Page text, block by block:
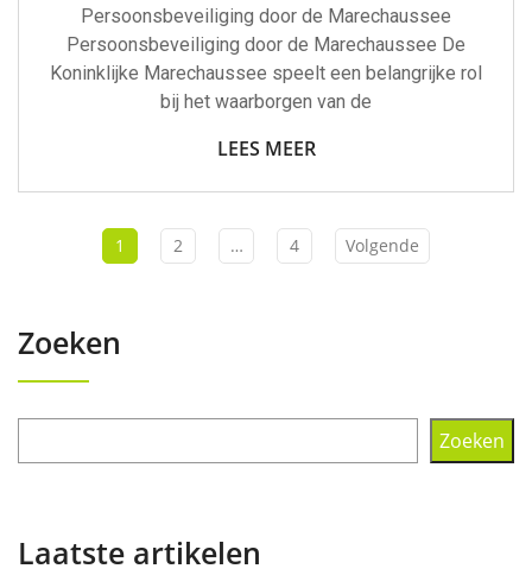
Persoonsbeveiliging door de Marechaussee
Persoonsbeveiliging door de Marechaussee De
Koninklijke Marechaussee speelt een belangrijke rol
bij het waarborgen van de
LEES MEER
1 2 … 4 Volgende
Zoeken
Zoeken
Laatste artikelen